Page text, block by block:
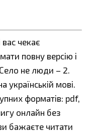
вас чекає
повну версію і
не люди – 2.
мові.
форматів: pdf,
онлайн без
бажаєте читати